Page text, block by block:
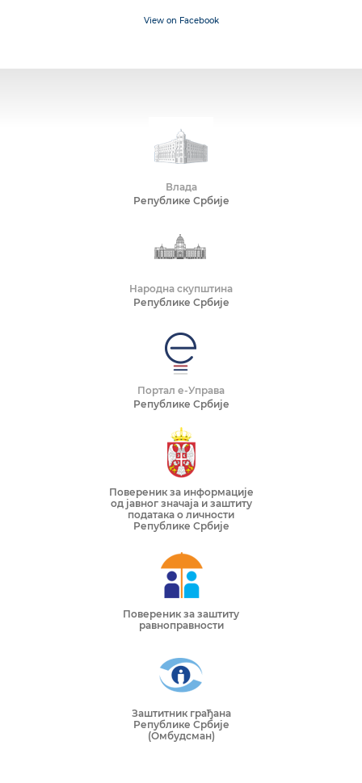
View on Facebook
Влада
Републике Србије
Народна скупштина
Републике Србије
Портал е-Управа
Републике Србије
Повереник за информације
од јавног значаја и заштиту
података о личности
Републике Србије
Повереник за заштиту
равноправности
Заштитник грађана
Републике Србије
(Омбудсман)